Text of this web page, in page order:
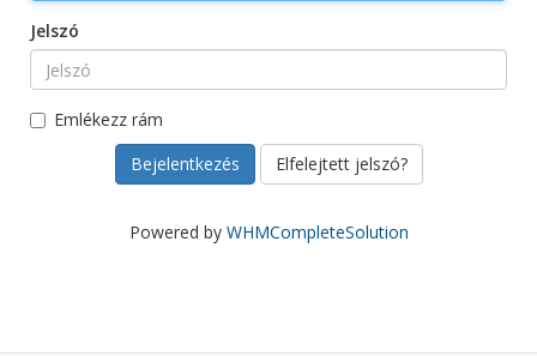
Jelszó
Emlékezz rám
Elfelejtett jelszó?
Powered by WHMCompleteSolution